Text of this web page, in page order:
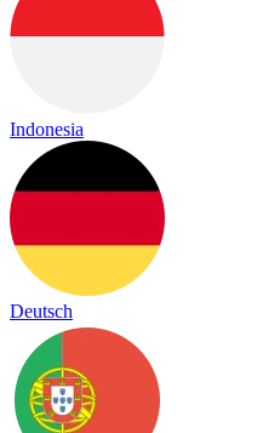
Indonesia
Deutsch